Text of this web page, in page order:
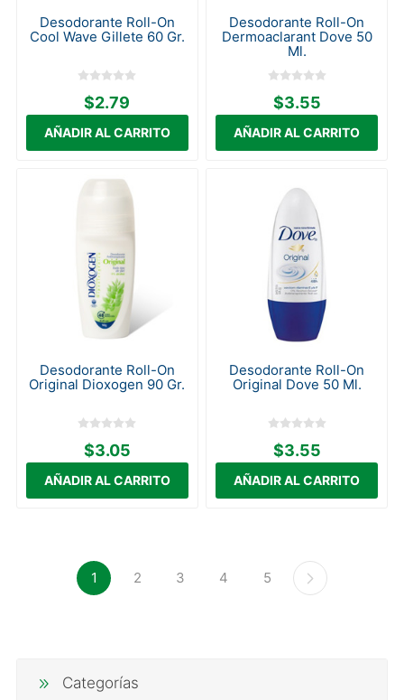
Desodorante Roll-On
Cool Wave Gillete 60 Gr.
$2.79
Desodorante Roll-On
Dermoaclarant Dove 50
Ml.
$3.55
Desodorante Roll-On
Original Dioxogen 90 Gr.
$3.05
Desodorante Roll-On
Original Dove 50 Ml.
$3.55
1 2 3 4 5
Categorías